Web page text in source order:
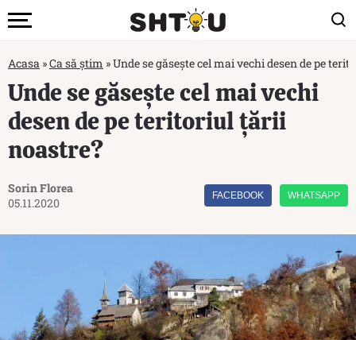
Acasa »Ca să știm »Unde se găsește cel mai vechi desen de pe
Unde se găsește cel mai vechi
desen de pe teritoriul țării
noastre?
Sorin Florea
05.11.2020
FACEBOOK WHATSAPP